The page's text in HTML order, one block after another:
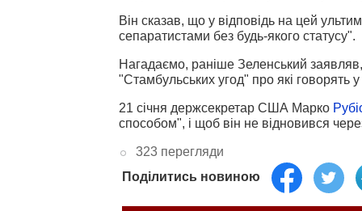
Він сказав, що у відповідь на цей
сепаратистами без будь-якого статусу".
Нагадаємо, раніше Зеленський
"Стамбульських угод" про які говорять у
21 січня держсекретар США Марко
способом", і щоб він не відновився
323 перегляди
Поділитись новиною